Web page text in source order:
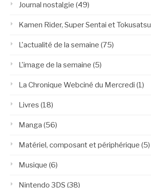
Journal nostalgie (49)
Kamen Rider, Super Sentai et Tokusatsu
L'actualité de la semaine (75)
L'image de la semaine (5)
La Chronique Webciné du Mercredi (1)
Livres (18)
Manga (56)
Matériel, composant et périphérique (5)
Musique (6)
Nintendo 3DS (38)